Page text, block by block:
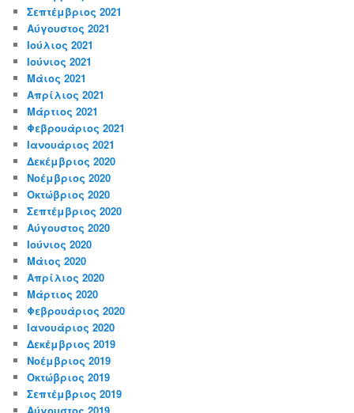
Σεπτέμβριος 2021
Αύγουστος 2021
Ιούλιος 2021
Ιούνιος 2021
Μάιος 2021
Απρίλιος 2021
Μάρτιος 2021
Φεβρουάριος 2021
Ιανουάριος 2021
Δεκέμβριος 2020
Νοέμβριος 2020
Οκτώβριος 2020
Σεπτέμβριος 2020
Αύγουστος 2020
Ιούνιος 2020
Μάιος 2020
Απρίλιος 2020
Μάρτιος 2020
Φεβρουάριος 2020
Ιανουάριος 2020
Δεκέμβριος 2019
Νοέμβριος 2019
Οκτώβριος 2019
Σεπτέμβριος 2019
Αύγουστος 2019